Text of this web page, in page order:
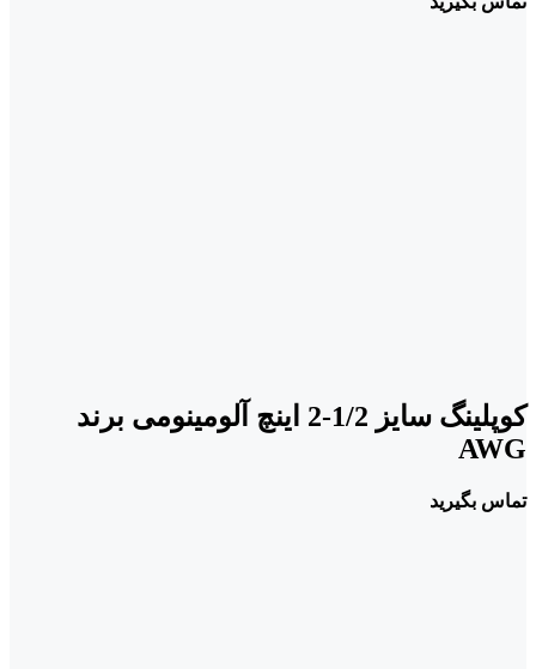
کوپلینگ سایز 1/2-2 اینچ آلومینومی برند
AWG
تماس بگیرید